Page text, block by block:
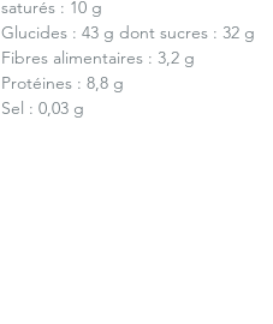
saturés : 10 g
Glucides : 43 g dont sucres : 32 g
Fibres alimentaires : 3,2 g
Protéines : 8,8 g
Sel : 0,03 g